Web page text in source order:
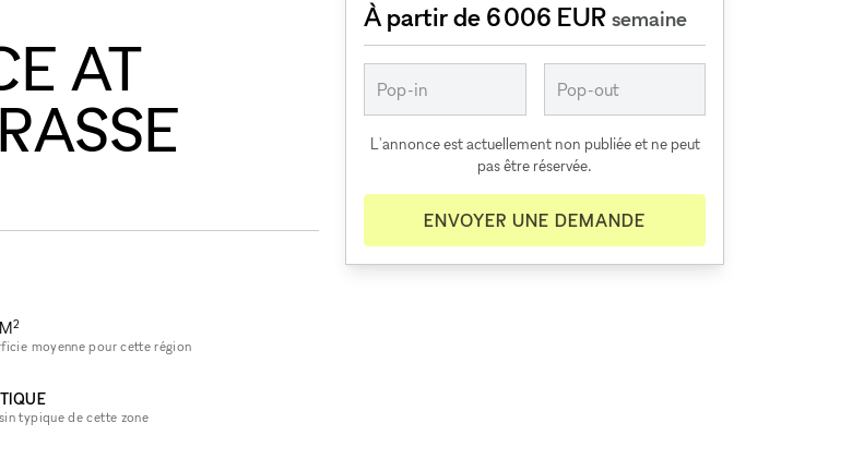
AT
M2
moyenne pour cette région
typique de cette zone
À partir de 6 006 EURsemaine
L'annonce est actuellement non publiée et ne peut
pas être réservée.
ENVOYER UNE DEMANDE